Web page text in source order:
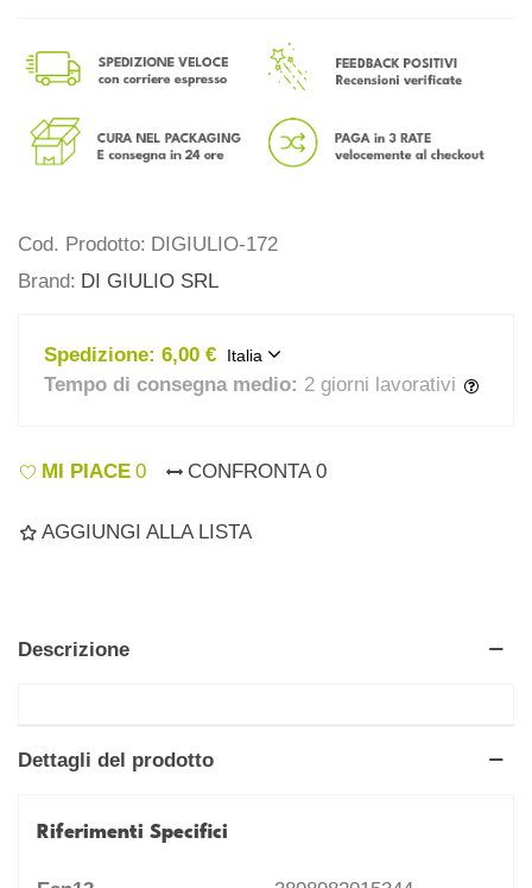
Cod. Prodotto: DIGIULIO-172
Brand: DI GIULIO SRL
Spedizione: 6,00 € Italia
Tempo di consegna medio: 2 giorni lavorativi
MI PIACE 0 CONFRONTA 0
AGGIUNGI ALLA LISTA
Descrizione
Dettagli del prodotto
Riferimenti Specifici